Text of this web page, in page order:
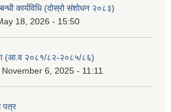
कार्यविधि (दोस्रो संशोधन २०८३)
18, 2026 - 15:50
(आ.व २०८१/८२-२०८५/८६)
6, 2025 - 11:11
पत्र